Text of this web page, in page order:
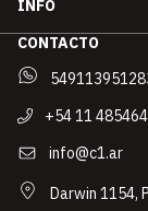
INFO
CONTACTO
+54 11
info@c1.ar
Darwin 1154,